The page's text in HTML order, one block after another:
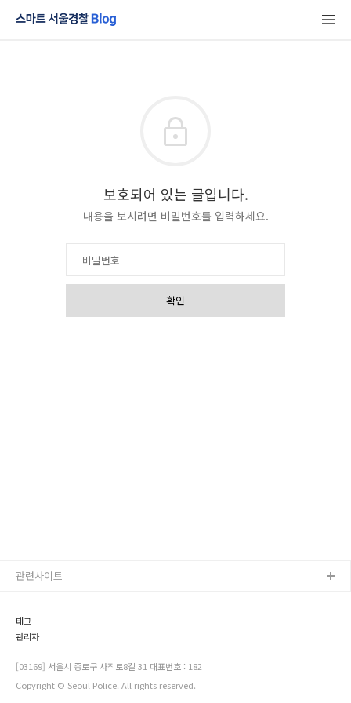
보호되어 있는 글입니다.
내용을 보시려면 비밀번호를 입력하세요.
확인
태그
관리자
[03169] 서울시 종로구 사직로8길 31 대표번호 : 182
Copyright © Seoul Police. All rights reserved.
관련사이트